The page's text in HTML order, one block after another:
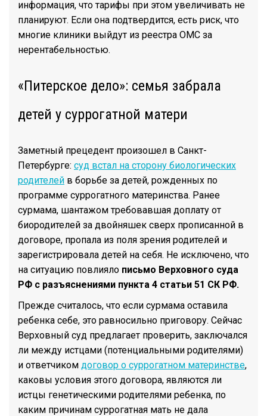
информация, что тарифы при этом увеличивать не
планируют. Если она подтвердится, есть риск, что
многие клиники выйдут из реестра ОМС за
нерентабельностью.
«Питерское дело»: семья забрала
детей у суррогатной матери
Заметный прецедент произошел в Санкт-
Петербурге: суд встал на сторону биологических
родителей в борьбе за детей, рожденных по
программе суррогатного материнства. Ранее
сурмама, шантажом требовавшая доплату от
биородителей за двойняшек сверх прописанной в
договоре, пропала из поля зрения родителей и
зарегистрировала детей на себя. Не исключено, что
на ситуацию повлияло письмо Верховного суда
РФ с разъяснениями пункта 4 статьи 51 СК РФ.
Прежде считалось, что если сурмама оставила
ребенка себе, это равносильно приговору. Сейчас
Верховный суд предлагает проверить, заключался
ли между истцами (потенциальными родителями)
и ответчиком договор о суррогатном материнстве,
каковы условия этого договора, являются ли
истцы генетическими родителями ребенка, по
каким причинам суррогатная мать не дала